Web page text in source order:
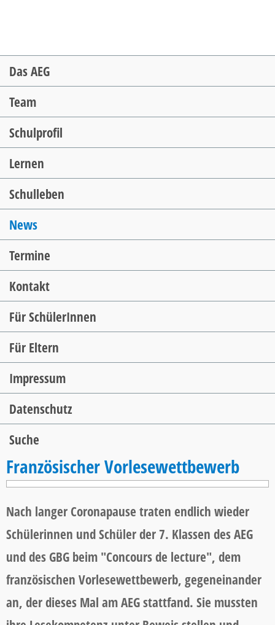
Navigation
überspringen
Das AEG
Team
Schulprofil
Lernen
Schulleben
News
Termine
Kontakt
Für SchülerInnen
Für Eltern
Impressum
Datenschutz
Suche
Französischer Vorlesewettbewerb
Nach langer Coronapause traten endlich wieder
Schülerinnen und Schüler der 7. Klassen des AEG
und des GBG beim "Concours de lecture", dem
französischen Vorlesewettbewerb, gegeneinander
an, der dieses Mal am AEG stattfand. Sie mussten